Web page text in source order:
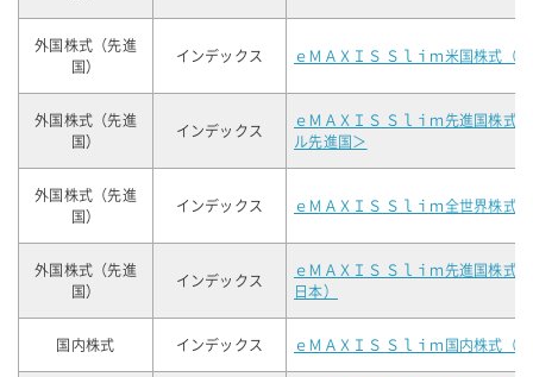
外国株式（先進
国）
インデックス ｅＭＡＸＩＳ Ｓｌｉｍ米国株式（
外国株式（先進
国）
インデックス
ｅＭＡＸＩＳ Ｓｌｉｍ先進国株式
ル先進国＞
外国株式（先進
国）
インデックス ｅＭＡＸＩＳ Ｓｌｉｍ全世界株式
外国株式（先進
国）
インデックス
ｅＭＡＸＩＳ Ｓｌｉｍ先進国株式
日本）
国内株式 インデックス ｅＭＡＸＩＳ Ｓｌｉｍ国内株式（